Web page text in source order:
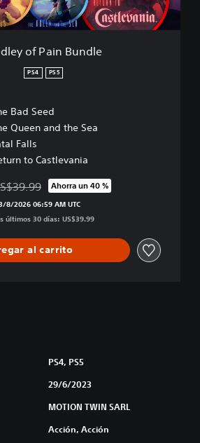
of Pain Bundle
PS4 PS5
Bad Seed
Queen and the Sea
Falls
to Castlevania
del precio original de US$39.99
Ahorra un 40 %
8/2026 06:59 AM UTC
últimos 30 días: US$39.99
al carrito
PS4, PS5
29/6/2023
MOTION TWIN SARL
Acción, Acción